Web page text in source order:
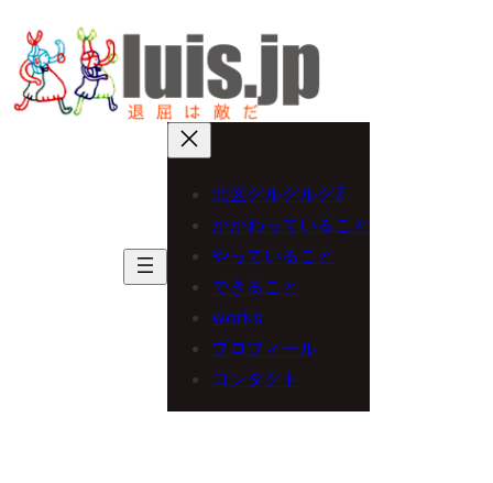
内
容
を
北区グルグルグZ
かかわっていること
やっていること
できること
works
プロフィール
コンタクト